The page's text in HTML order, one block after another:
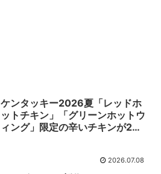
ケンタッキー2026夏「レッドホ
ットチキン」「グリーンホットウ
ィング」限定の辛いチキンが2種
2026.07.08